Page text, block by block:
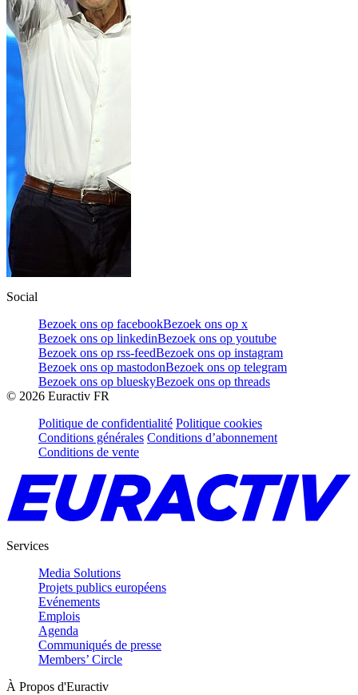
Social
Bezoek ons op facebookBezoek ons op x
Bezoek ons op linkedinBezoek ons op youtube
Bezoek ons op rss-feedBezoek ons op instagram
Bezoek ons op mastodonBezoek ons op telegram
Bezoek ons op blueskyBezoek ons op threads
© 2026 Euractiv FR
Politique de confidentialité Politique cookies
Conditions générales Conditions d’abonnement
Conditions de vente
Services
Media Solutions
Projets publics européens
Evénements
Emplois
Agenda
Communiqués de presse
Members’ Circle
À Propos d'Euractiv